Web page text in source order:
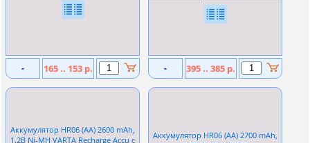
- 165 .. 153 р. - 395 .. 385 р.
Аккумулятор HR06 (AA) 2600 mAh,
1.2В Ni-MH VARTA Recharge Accu с
Аккумулятор HR06 (АА) 2700 mAh,